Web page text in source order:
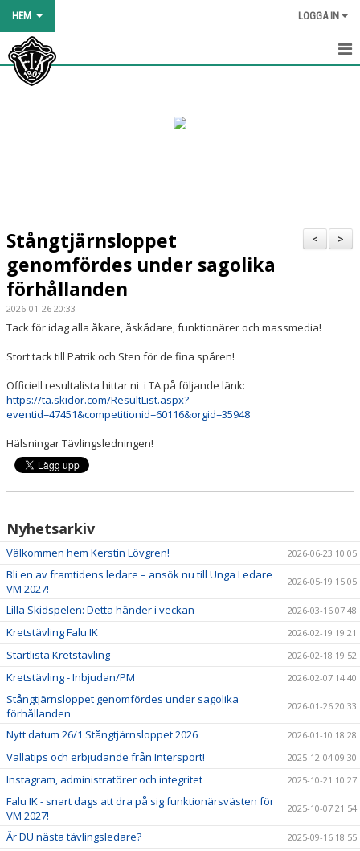
HEM LOGGA IN
HEM
DOKUMENT
KLÄDER OCH UTRUSTNING
BLI MEDLEM
FUNKTIONÄRER
VASALOPPET
>
<
Stångtjärnsloppet
genomfördes under sagolika
förhållanden
2026-01-26 20:33
Tack för idag alla åkare, åskådare, funktionärer och massmedia!
Stort tack till Patrik och Sten för de fina spåren!
Officiell resultalista hittar ni i TA på följande länk:
https://ta.skidor.com/ResultList.aspx?
eventid=47451&competitionid=60116&orgid=35948
Hälsningar Tävlingsledningen!
Nyhetsarkiv
Välkommen hem Kerstin Lövgren! 2026-06-23 10:05
Bli en av framtidens ledare – ansök nu till Unga Ledare
VM 2027!
2026-05-19 15:05
Lilla Skidspelen: Detta händer i veckan 2026-03-16 07:48
Kretstävling Falu IK 2026-02-19 19:21
Startlista Kretstävling 2026-02-18 19:52
Kretstävling - Inbjudan/PM 2026-02-07 14:40
Stångtjärnsloppet genomfördes under sagolika
förhållanden
2026-01-26 20:33
Nytt datum 26/1 Stångtjärnsloppet 2026 2026-01-10 18:28
Vallatips och erbjudande från Intersport! 2025-12-04 09:30
Instagram, administratörer och integritet 2025-10-21 10:27
Falu IK - snart dags att dra på sig funktionärsvästen för
VM 2027!
2025-10-07 21:54
Är DU nästa tävlingsledare? 2025-09-16 18:55